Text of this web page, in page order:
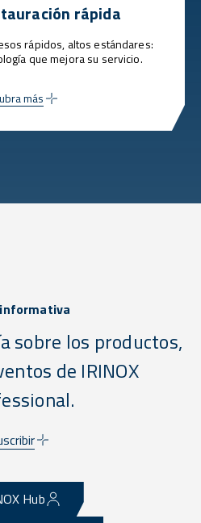
rápida
rápidos, altos estándares:
que mejora su servicio.
más
sobre los productos,
de IRINOX
Hub